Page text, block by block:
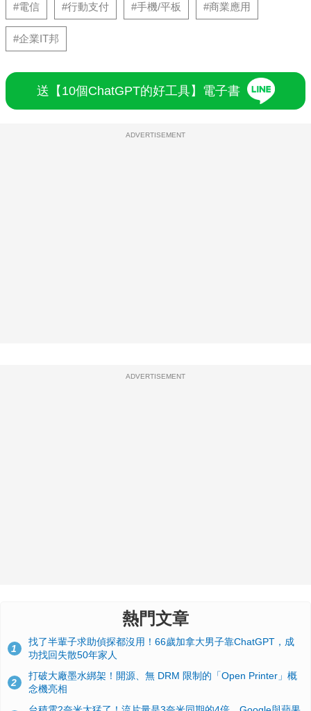
#電信 #行動支付 #手機/平板 #商業應用
#企業IT邦
送【10個ChatGPT的好工具】電子書
ADVERTISEMENT
ADVERTISEMENT
熱門文章
1
找了半輩子求助偵探都沒用！66歲加拿大男子靠ChatGPT，成
功找回失散50年家人
2
打破大廠墨水綁架！開源、無 DRM 限制的「Open Printer」概
念機亮相